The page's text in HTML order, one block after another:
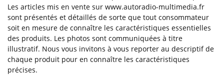
Les articles mis en vente sur www.autoradio-multimedia.fr
sont présentés et détaillés de sorte que tout consommateur
soit en mesure de connaître les caractéristiques essentielles
des produits. Les photos sont communiquées à titre
illustratif. Nous vous invitons à vous reporter au descriptif de
chaque produit pour en connaître les caractéristiques
précises.